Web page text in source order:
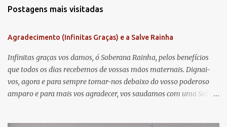
e
t
á
r
i
o
Postagens mais visitadas
Agradecimento (Infinitas Graças) e a Salve Rainha
Infinitas graças vos damos, ó Soberana Rainha, pelos benefícios
que todos os dias recebemos de vossas mãos maternais. Dignai-
vos, agora e para sempre tomar-nos debaixo do vosso poderoso
amparo e para mais vos agradecer, vos saudamos com uma Salve